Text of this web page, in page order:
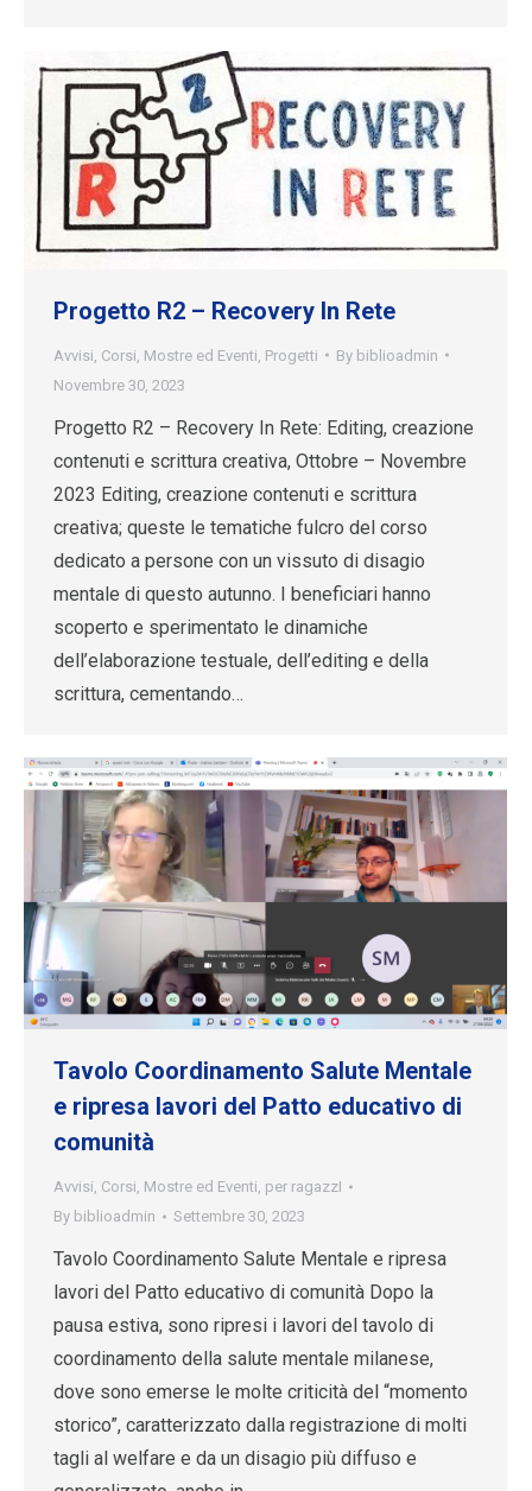
Progetto R2 – Recovery In Rete
Avvisi Corsi Mostre ed Eventi Progetti By biblioadmin
Novembre 30, 2023
Progetto R2 – Recovery In Rete: Editing, creazione
contenuti e scrittura creativa, Ottobre – Novembre
2023 Editing, creazione contenuti e scrittura
creativa; queste le tematiche fulcro del corso
dedicato a persone con un vissuto di disagio
mentale di questo autunno. I beneficiari hanno
scoperto e sperimentato le dinamiche
dell’elaborazione testuale, dell’editing e della
scrittura, cementando…
Tavolo Coordinamento Salute Mentale
e ripresa lavori del Patto educativo di
comunità
Avvisi, Corsi, Mostre ed Eventi, per ragazzI
By biblioadmin Settembre 30, 2023
Tavolo Coordinamento Salute Mentale e ripresa
lavori del Patto educativo di comunità Dopo la
pausa estiva, sono ripresi i lavori del tavolo di
coordinamento della salute mentale milanese,
dove sono emerse le molte criticità del “momento
storico”, caratterizzato dalla registrazione di molti
tagli al welfare e da un disagio più diffuso e